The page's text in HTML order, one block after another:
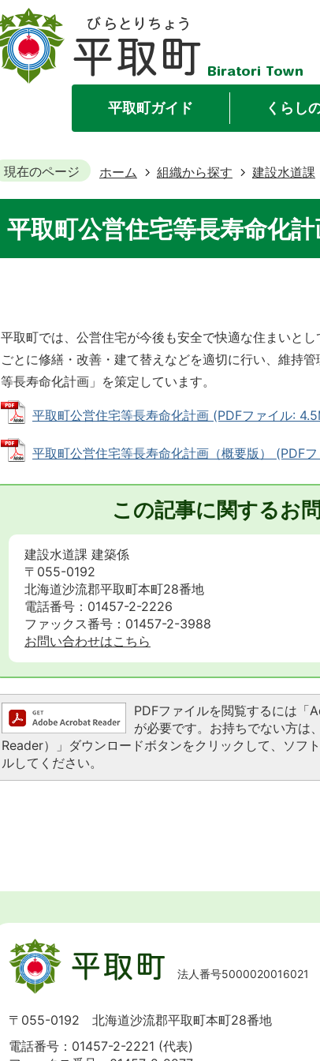
平取町ガイド くらし
現在のページ ホーム 組織から探す 建設水道課
平取町公営住宅等長寿命化計
平取町では、公営住宅が今後も安全で快適な住まいと
ごとに修繕・改善・建て替えなどを適切に行い、維持
等長寿命化計画」を策定しています。
平取町公営住宅等長寿命化計画 (PDFファイル:
平取町公営住宅等長寿命化計画（概要版） (PDFフ
この記事に関するお
建設水道課 建築係
〒055-0192
北海道沙流郡平取町本町28番地
電話番号：01457-2-2226
ファックス番号：01457-2-3988
お問い合わせはこちら
PDFファイルを閲覧するには「
が必要です。お持ちでない方
Reader）」ダウンロードボタンをクリックして、ソフ
ルしてください。
法人番号5000020016021
〒055-0192 北海道沙流郡平取町本町28番地
電話番号： 01457-2-2221 (代表)